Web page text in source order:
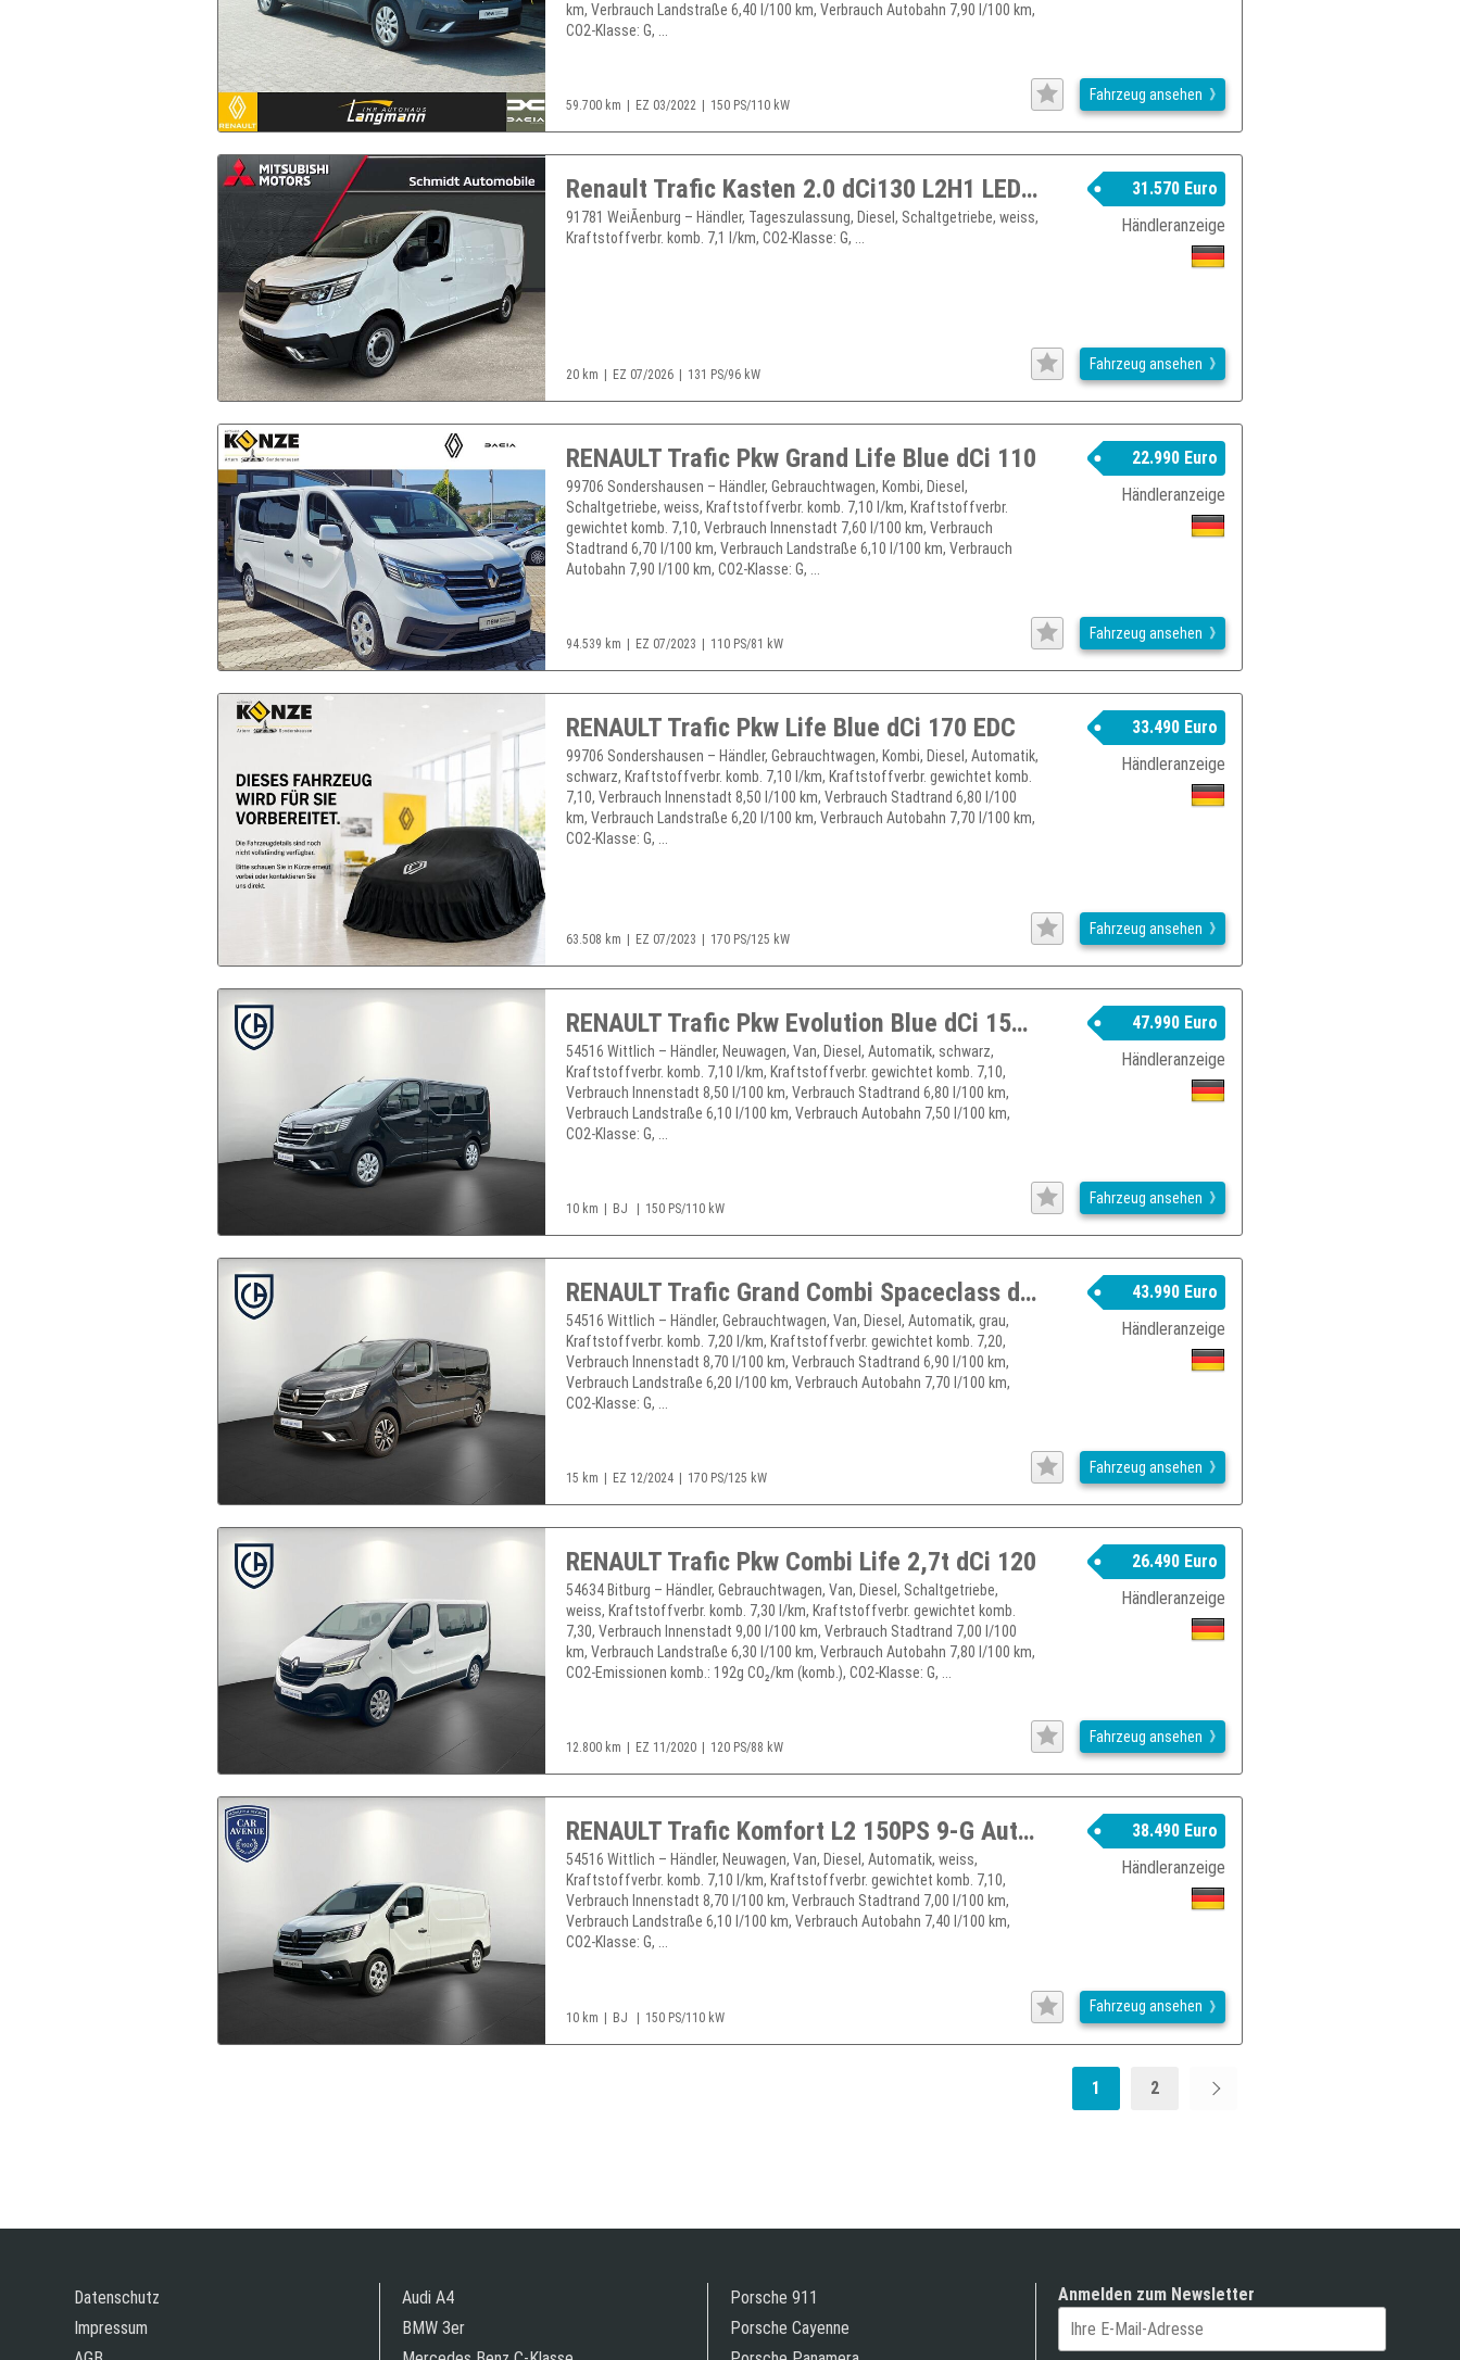
km, Verbrauch Landstraße 6,40 l/100 km, Verbrauch Autobahn 7,90 l/100 km,
CO2-Klasse: G, ...
59.700 km EZ 03/2022 150 PS/110 kW
Fahrzeug ansehen
Renault Trafic Kasten 2.0 dCi130 L2H1 LED Kamera Holzboden
91781 WeiÃenburg – Händler, Tageszulassung, Diesel, Schaltgetriebe, weiss,
Kraftstoffverbr. komb. 7,1 l/km, CO2-Klasse: G, ...
31.570 Euro
Händleranzeige
20 km EZ 07/2026 131 PS/96 kW
Fahrzeug ansehen
RENAULT Trafic Pkw Grand Life Blue dCi 110
99706 Sondershausen – Händler, Gebrauchtwagen, Kombi, Diesel,
Schaltgetriebe, weiss, Kraftstoffverbr. komb. 7,10 l/km, Kraftstoffverbr.
gewichtet komb. 7,10, Verbrauch Innenstadt 7,60 l/100 km, Verbrauch
Stadtrand 6,70 l/100 km, Verbrauch Landstraße 6,10 l/100 km, Verbrauch
Autobahn 7,90 l/100 km, CO2-Klasse: G, ...
22.990 Euro
Händleranzeige
94.539 km EZ 07/2023 110 PS/81 kW
Fahrzeug ansehen
RENAULT Trafic Pkw Life Blue dCi 170 EDC
99706 Sondershausen – Händler, Gebrauchtwagen, Kombi, Diesel, Automatik,
schwarz, Kraftstoffverbr. komb. 7,10 l/km, Kraftstoffverbr. gewichtet komb.
7,10, Verbrauch Innenstadt 8,50 l/100 km, Verbrauch Stadtrand 6,80 l/100
km, Verbrauch Landstraße 6,20 l/100 km, Verbrauch Autobahn 7,70 l/100 km,
CO2-Klasse: G, ...
33.490 Euro
Händleranzeige
63.508 km EZ 07/2023 170 PS/125 kW
Fahrzeug ansehen
RENAULT Trafic Pkw Evolution Blue dCi 150 Automatik MY25
54516 Wittlich – Händler, Neuwagen, Van, Diesel, Automatik, schwarz,
Kraftstoffverbr. komb. 7,10 l/km, Kraftstoffverbr. gewichtet komb. 7,10,
Verbrauch Innenstadt 8,50 l/100 km, Verbrauch Stadtrand 6,80 l/100 km,
Verbrauch Landstraße 6,10 l/100 km, Verbrauch Autobahn 7,50 l/100 km,
CO2-Klasse: G, ...
47.990 Euro
Händleranzeige
10 km BJ 150 PS/110 kW
Fahrzeug ansehen
RENAULT Trafic Grand Combi Spaceclass dCi 170 EDC
54516 Wittlich – Händler, Gebrauchtwagen, Van, Diesel, Automatik, grau,
Kraftstoffverbr. komb. 7,20 l/km, Kraftstoffverbr. gewichtet komb. 7,20,
Verbrauch Innenstadt 8,70 l/100 km, Verbrauch Stadtrand 6,90 l/100 km,
Verbrauch Landstraße 6,20 l/100 km, Verbrauch Autobahn 7,70 l/100 km,
CO2-Klasse: G, ...
43.990 Euro
Händleranzeige
15 km EZ 12/2024 170 PS/125 kW
Fahrzeug ansehen
RENAULT Trafic Pkw Combi Life 2,7t dCi 120
54634 Bitburg – Händler, Gebrauchtwagen, Van, Diesel, Schaltgetriebe,
weiss, Kraftstoffverbr. komb. 7,30 l/km, Kraftstoffverbr. gewichtet komb.
7,30, Verbrauch Innenstadt 9,00 l/100 km, Verbrauch Stadtrand 7,00 l/100
km, Verbrauch Landstraße 6,30 l/100 km, Verbrauch Autobahn 7,80 l/100 km,
CO2-Emissionen komb.: 192g CO₂/km (komb.), CO2-Klasse: G, ...
26.490 Euro
Händleranzeige
12.800 km EZ 11/2020 120 PS/88 kW
Fahrzeug ansehen
RENAULT Trafic Komfort L2 150PS 9-G Automatik/Kamera/AHK
54516 Wittlich – Händler, Neuwagen, Van, Diesel, Automatik, weiss,
Kraftstoffverbr. komb. 7,10 l/km, Kraftstoffverbr. gewichtet komb. 7,10,
Verbrauch Innenstadt 8,70 l/100 km, Verbrauch Stadtrand 7,00 l/100 km,
Verbrauch Landstraße 6,10 l/100 km, Verbrauch Autobahn 7,40 l/100 km,
CO2-Klasse: G, ...
38.490 Euro
Händleranzeige
10 km BJ 150 PS/110 kW
Fahrzeug ansehen
1 2
Datenschutz
Impressum
Audi A4
BMW 3er
Porsche 911
Porsche Cayenne
Anmelden zum Newsletter